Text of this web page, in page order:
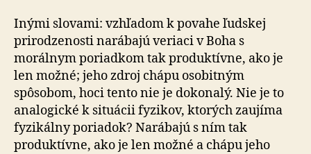
Inými slovami: vzhľadom k povahe ľudskej
prirodzenosti narábajú veriaci v Boha s
morálnym poriadkom tak produktívne, ako je
len možné; jeho zdroj chápu osobitným
spôsobom, hoci tento nie je dokonalý. Nie je to
analogické k situácii fyzikov, ktorých zaujíma
fyzikálny poriadok? Narábajú s ním tak
produktívne, ako je len možné a chápu jeho